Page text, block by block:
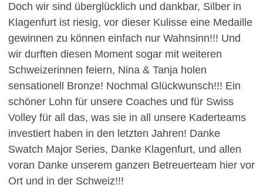
Doch wir sind überglücklich und dankbar, Silber in
Klagenfurt ist riesig, vor dieser Kulisse eine Medaille
gewinnen zu können einfach nur Wahnsinn!!! Und
wir durften diesen Moment sogar mit weiteren
Schweizerinnen feiern, Nina & Tanja holen
sensationell Bronze! Nochmal Glückwunsch!!! Ein
schöner Lohn für unsere Coaches und für Swiss
Volley für all das, was sie in all unsere Kaderteams
investiert haben in den letzten Jahren! Danke
Swatch Major Series, Danke Klagenfurt, und allen
voran Danke unserem ganzen Betreuerteam hier vor
Ort und in der Schweiz!!!